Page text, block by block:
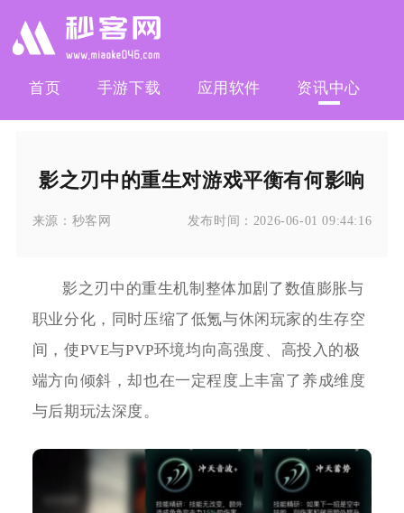
首页 手游下载 应用软件 资讯中心
影之刃中的重生对游戏平衡有何影响
来源： 秒客网 发布时间： 2026-06-01 09:44:16
影之刃中的重生机制整体加剧了数值膨胀与
职业分化，同时压缩了低氪与休闲玩家的生存空
间，使PVE与PVP环境均向高强度、高投入的极
端方向倾斜，却也在一定程度上丰富了养成维度
与后期玩法深度。